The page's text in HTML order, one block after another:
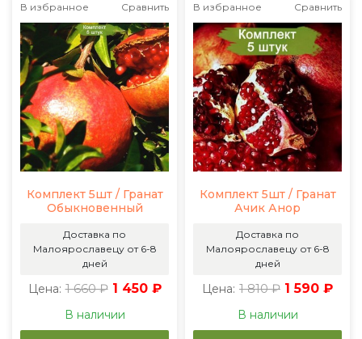
В избранное Сравнить
Комплект 5шт / Гранат
Обыкновенный
Доставка по
Малоярославецу от 6-8
дней
Цена: 1 660 ₽ 1 450 ₽
В наличии
В избранное Сравнить
Комплект 5шт / Гранат
Ачик Анор
Доставка по
Малоярославецу от 6-8
дней
Цена: 1 810 ₽ 1 590 ₽
В наличии